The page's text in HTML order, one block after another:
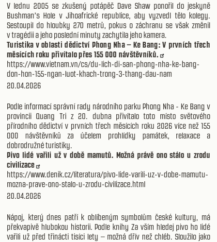
V lednu 2005 se zkušený potápěč Dave Shaw ponořil do jeskyně
Bushman’s Hole v Jihoafrické republice, aby vyzvedl tělo kolegy.
Sestoupil do hloubky 270 metrů, pokus o záchranu se však změnil
v tragédii a jeho poslední minuty zachytila jeho kamera.
Turistika v oblasti dědictví Phong Nha – Ke Bang: V prvních třech
měsících roku přivítalo přes 155 000 návštěvníků.
https://www.vietnam.vn/cs/du-lich-di-san-phong-nha-ke-bang-
don-hon-155-ngan-luot-khach-trong-3-thang-dau-nam
20.04.2026
Podle informací správní rady národního parku Phong Nha - Ke Bang v
provincii Quang Tri z 20. dubna přivítalo toto místo světového
přírodního dědictví v prvních třech měsících roku 2026 více než 155
000 návštěvníků za účelem prohlídky památek, relaxace a
dobrodružné turistiky.
Pivo lidé vařili už v době mamutů. Možná právě ono stálo u zrodu
civilizace
https://www.denik.cz/literatura/pivo-lide-varili-uz-v-dobe-mamutu-
mozna-prave-ono-stalo-u-zrodu-civilizace.html
20.04.2026
Nápoj, který dnes patří k oblíbeným symbolům české kultury, má
překvapivě hlubokou historii. Podle knihy Za vším hledej pivo ho lidé
vařili už před třinácti tisíci lety – možná dřív než chléb. Sloužilo jako